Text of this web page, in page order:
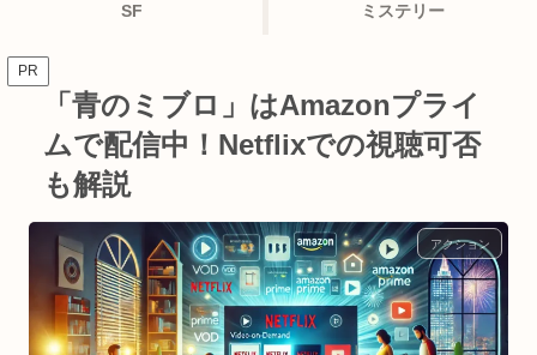
SF ミステリー
PR
「青のミブロ」はAmazonプライ
ムで配信中！Netflixでの視聴可否
も解説
アクション